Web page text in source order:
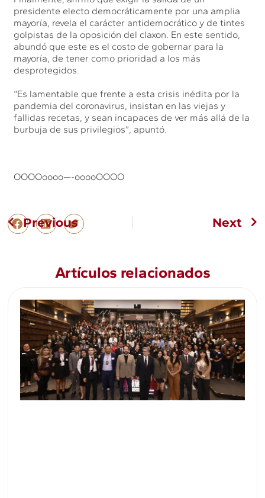
presidente electo democráticamente por una amplia
mayoría, revela el carácter antidemocrático y de tintes
golpistas de la oposición del claxon. En este sentido,
abundó que este es el costo de gobernar para la
mayoría, de tener como prioridad a los más
desprotegidos.
“Es lamentable que frente a esta crisis inédita por la
pandemia del coronavirus, insistan en las viejas y
fallidas recetas, y sean incapaces de ver más allá de la
burbuja de sus privilegios”, apuntó.
OOOOoooo—-ooooOOOO
Previous Next
Artículos relacionados